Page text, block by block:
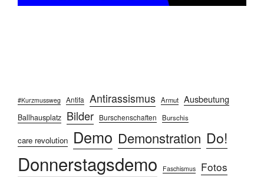
#Kurzmussweg Antifa Antirassismus Armut Ausbeutung
Ballhausplatz Bilder Burschenschaften Burschis
care revolution Demo Demonstration Do!
Donnerstagsdemo Faschismus Fotos